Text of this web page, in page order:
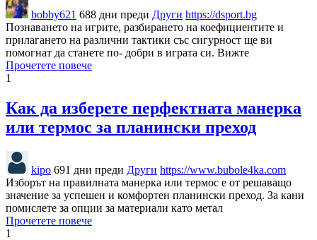
bobby621 688 дни преди Други https://dsport.bg
Познаването на игрите, разбирането на коефициентите и
прилагането на различни тактики със сигурност ще ви
помогнат да станете по- добри в играта си. Вижте
Прочетете повече
1
Как да изберете перфектната манерка
или термос за планински преход
kipo 691 дни преди Други https://www.bubole4ka.com
Изборът на правилната манерка или термос е от решаващо
значение за успешен и комфортен планински преход. За кани
помислете за опции за материали като метал
Прочетете повече
1